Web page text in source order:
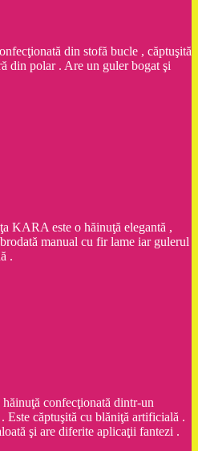
din stofă bucle , căptuşită
din polar . Are un guler bogat şi
KARA este o hăinuţă elegantă ,
manual cu fir lame iar gulerul
.
hăinuţă confecţionată dintr-un
Este căptuşită cu blăniţă artificială .
şi are diferite aplicaţii fantezi .